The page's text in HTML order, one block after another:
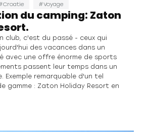
Croatie Voyage
du camping: Zaton
club, c'est du passé - ceux qui
des vacances dans un
avec une offre énorme de sports
passent leur temps dans un
Exemple remarquable d'un tel
gamme : Zaton Holiday Resort en